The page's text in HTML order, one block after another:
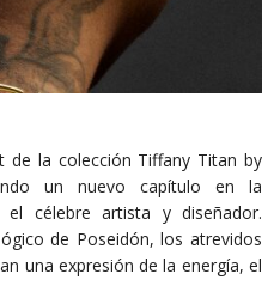
de la colección Tiffany Titan by
un nuevo capítulo en la
célebre artista y diseñador.
de Poseidón, los atrevidos
una expresión de la energía, el